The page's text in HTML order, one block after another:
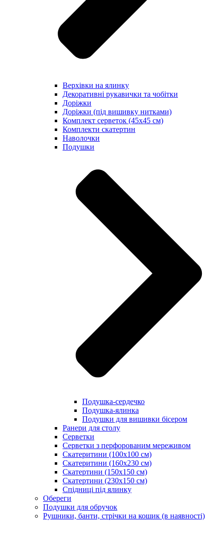
Верхівки на ялинку
Декоративні рукавички та чобітки
Доріжки
Доріжки (під вишивку нитками)
Комплект серветок (45х45 см)
Комплекти скатертин
Наволочки
Подушки
Подушка-сердечко
Подушка-ялинка
Подушки для вишивки бісером
Ранери для столу
Серветки
Серветки з перфорованим мереживом
Скатеритини (100х100 см)
Скатеритини (160х230 см)
Скатертини (150х150 см)
Скатертини (230х150 см)
Спідниці під ялинку
Обереги
Подушки для обручок
Рушники, банти, стрічки на кошик (в наявності)